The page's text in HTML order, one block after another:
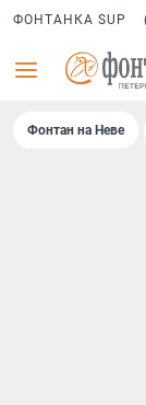
ФОНТАНКА SUP
Фонтан на Неве